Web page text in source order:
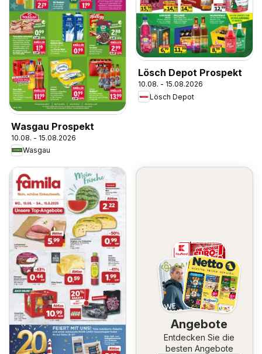
Wasgau Prospekt
10.08. - 15.08.2026
Wasgau
Lösch Depot Prospekt
10.08. - 15.08.2026
Lösch Depot
Angebote
Entdecken Sie die
besten Angebote